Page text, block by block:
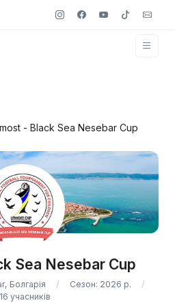
- Black Sea Nesebar Cup
Sea Nesebar Cup
Болгарія
Сезон: 2026 р.
16 учасників